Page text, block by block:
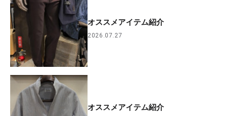
オススメアイテム紹介
2026.07.27
オススメアイテム紹介